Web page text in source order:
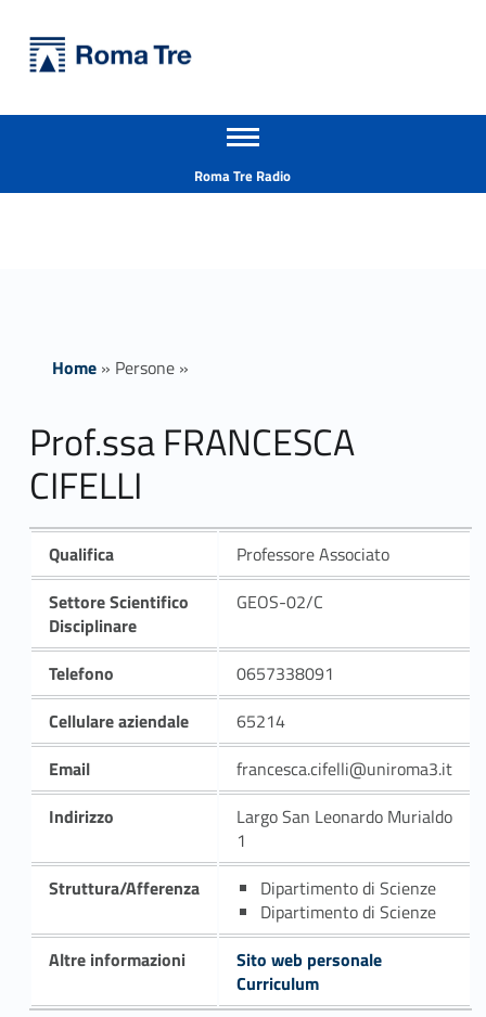
Prof.ssa FRANCESCA CIFELLI - Università Roma Tre
Apri il menu secondario
Roma Tre Radio
Home» Persone»
Prof.ssa FRANCESCA
CIFELLI
Qualifica
Professore Associato
Settore Scientifico
Disciplinare
GEOS-02/C
Telefono
0657338091
Cellulare aziendale
65214
Email
francesca.cifelli@uniroma3.it
Indirizzo
Largo San Leonardo Murialdo
1
Struttura/Afferenza
Dipartimento di Scienze
Dipartimento di Scienze
Altre informazioni
Sito web personale
Curriculum